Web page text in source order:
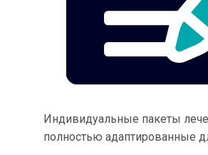
Индивидуальные пакеты
полностью адаптированные